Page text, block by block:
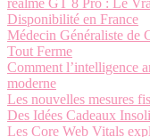
realme GT 8 Pro : Le
Disponibilité en France
Médecin Généraliste de
Tout Ferme
Comment l’intelligence
moderne
Les nouvelles mesures
Des Idées Cadeaux
Les Core Web Vitals